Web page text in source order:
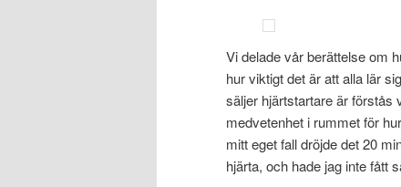
Vi delade vår berättelse om
hur viktigt det är att alla lär
säljer hjärtstartare är förstås
medvetenhet i rummet för
mitt eget fall dröjde det 20
hjärta, och hade jag inte fått